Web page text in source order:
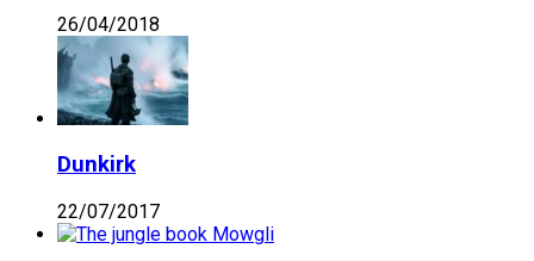
26/04/2018
Dunkirk
22/07/2017